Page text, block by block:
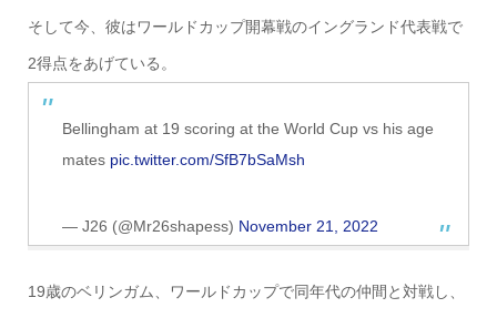
そして今、彼はワールドカップ開幕戦のイングランド代表戦で
2得点をあげている。
Bellingham at 19 scoring at the World Cup vs his age
mates pic.twitter.com/SfB7bSaMsh
— J26 (@Mr26shapess) November 21, 2022
19歳のベリンガム、ワールドカップで同年代の仲間と対戦し、